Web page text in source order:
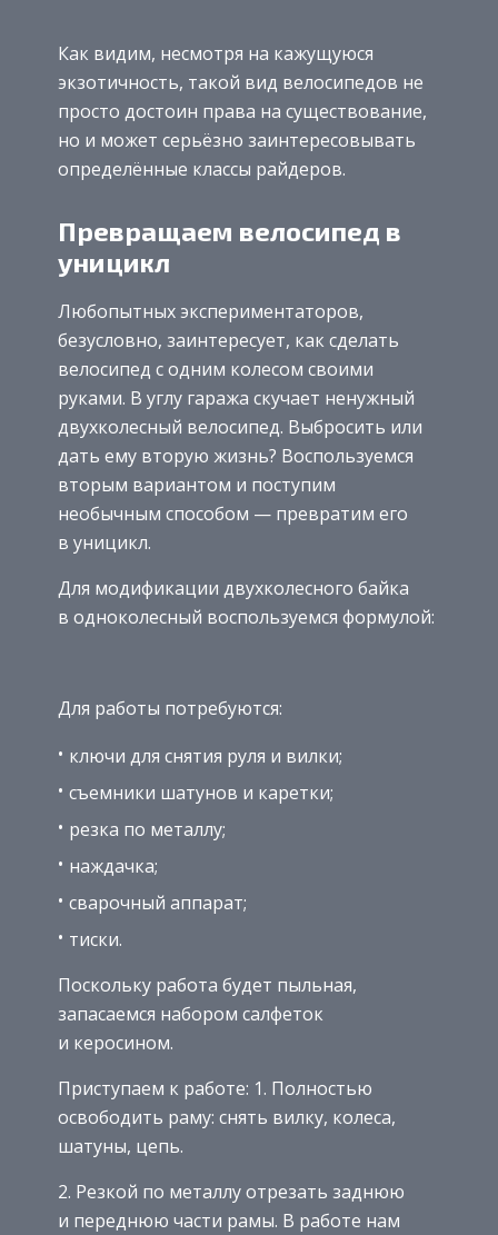
Как видим, несмотря на кажущуюся
экзотичность, такой вид велосипедов не
просто достоин права на существование,
но и может серьёзно заинтересовывать
определённые классы райдеров.
Превращаем велосипед в
уницикл
Любопытных экспериментаторов,
безусловно, заинтересует, как сделать
велосипед с одним колесом своими
руками. В углу гаража скучает ненужный
двухколесный велосипед. Выбросить или
дать ему вторую жизнь? Воспользуемся
вторым вариантом и поступим
необычным способом — превратим его
в уницикл.
Для модификации двухколесного байка
в одноколесный воспользуемся формулой:
Для работы потребуются:
ключи для снятия руля и вилки;
съемники шатунов и каретки;
резка по металлу;
наждачка;
сварочный аппарат;
тиски.
Поскольку работа будет пыльная,
запасаемся набором салфеток
и керосином.
Приступаем к работе: 1. Полностью
освободить раму: снять вилку, колеса,
шатуны, цепь.
2. Резкой по металлу отрезать заднюю
и переднюю части рамы. В работе нам